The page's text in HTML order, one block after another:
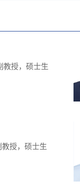
教授，硕士生
授，硕士生